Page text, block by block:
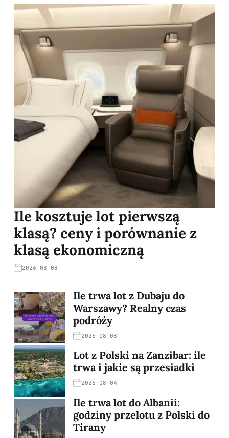
Ile kosztuje lot pierwszą
klasą? ceny i porównanie z
klasą ekonomiczną
2026-08-08
Ile trwa lot z Dubaju do
Warszawy? Realny czas
podróży
2026-08-08
Lot z Polski na Zanzibar: ile
trwa i jakie są przesiadki
2026-08-04
Ile trwa lot do Albanii:
godziny przelotu z Polski do
Tirany